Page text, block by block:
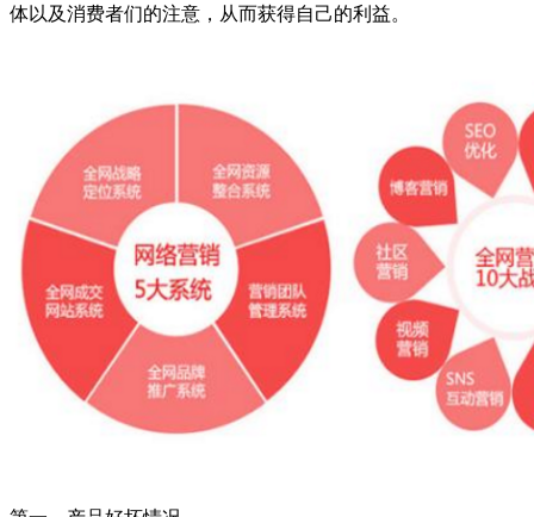
体以及消费者们的注意，从而获得自己的利益。